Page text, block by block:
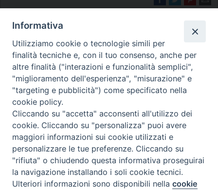
Diocesi di Melfi Rapolla Venosa
• Largo Duomo, 12 - 85025 MELFI (PZ) •
Tel. 0972238604
PEC ufficiale della Diocesi:
diocesi.melfi_rapolla_venosa@legalmail.it
Preferenze Cookie
Informativa
Utilizziamo cookie o tecnologie simili per
finalità tecniche e, con il tuo consenso, anche per
altre finalità ("interazioni e funzionalità semplici",
"miglioramento dell'esperienza", "misurazione" e
"targeting e pubblicità") come specificato nella
cookie policy.
Cliccando su "accetta" acconsenti all'utilizzo dei
cookie. Cliccando su "personalizza" puoi avere
maggiori informazioni sui cookie utilizzati e
personalizzare le tue preferenze. Cliccando su
"rifiuta" o chiudendo questa informativa proseguirai
la navigazione installando i soli cookie tecnici.
Ulteriori informazioni sono disponibili nellacookie